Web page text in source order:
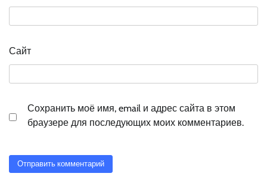
Сайт
Сохранить моё имя, email и адрес сайта в этом
браузере для последующих моих комментариев.